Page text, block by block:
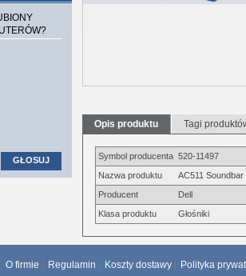
Opis produktu Tagi
Symbol producenta 520-11497
Nazwa produktu
AC511
Producent
Dell
Klasa produktu
Głośniki
GŁOSUJ
O firmie Regulamin Koszty dostawy Polityka